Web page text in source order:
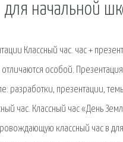
для начальной
Классный час. час +
особой.
разработки, презентации,
час. Классный час «День
классный час в